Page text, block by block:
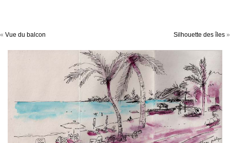
« Vue du balcon Silhouette des îles »